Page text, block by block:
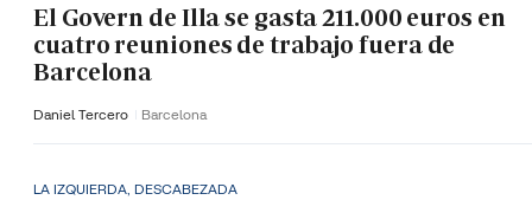
El Govern de Illa se gasta 211.000 euros en
cuatro reuniones de trabajo fuera de
Barcelona
Daniel Tercero Barcelona
LA IZQUIERDA, DESCABEZADA